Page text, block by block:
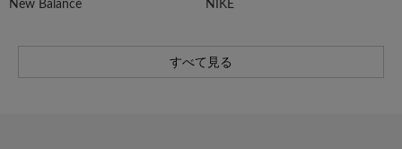
New Balance NIKE
すべて見る